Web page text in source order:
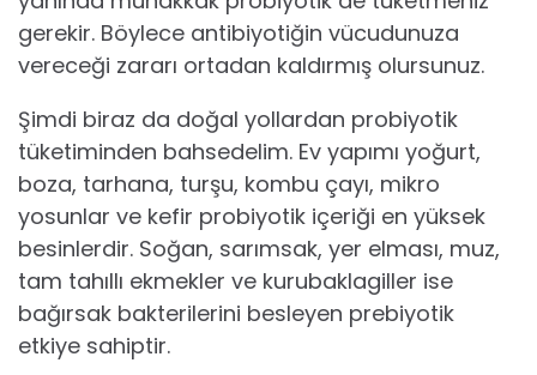
gerekir. Böylece antibiyotiğin vücudunuza
vereceği zararı ortadan kaldırmış olursunuz.
Şimdi biraz da doğal yollardan probiyotik
tüketiminden bahsedelim. Ev yapımı yoğurt,
boza, tarhana, turşu, kombu çayı, mikro
yosunlar ve kefir probiyotik içeriği en yüksek
besinlerdir. Soğan, sarımsak, yer elması, muz,
tam tahıllı ekmekler ve kurubaklagiller ise
bağırsak bakterilerini besleyen prebiyotik
etkiye sahiptir.